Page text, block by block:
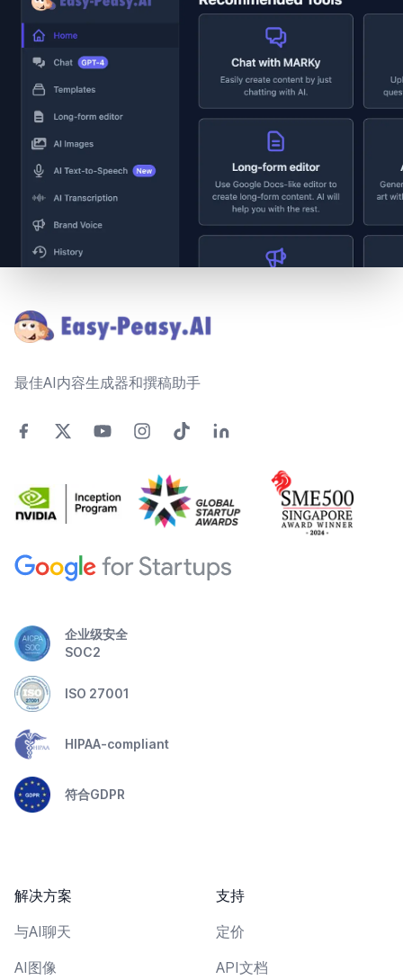
最佳AI内容生成器和撰稿助手
企业级安全
SOC2
ISO 27001
HIPAA-compliant
符合GDPR
解决方案
与AI聊天
AI图像
支持
定价
API文档